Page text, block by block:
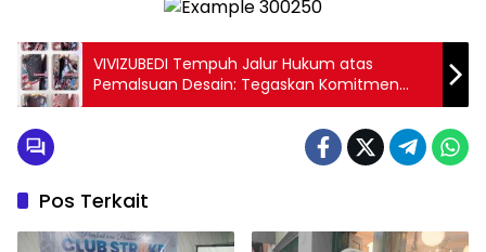
VIVIZUBEDI Tempuh Jalur Hukum atas
Pemalsuan Desain: Tegaskan Komitmen
Lindungi Karya dan Konsumen
Pos Terkait